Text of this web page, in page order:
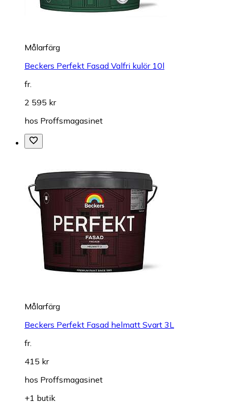
Målarfärg
Beckers Perfekt Fasad Valfri kulör 10l
fr.
2 595 kr
hos Proffsmagasinet
Målarfärg
Beckers Perfekt Fasad helmatt Svart 3L
fr.
415 kr
hos Proffsmagasinet
+1 butik